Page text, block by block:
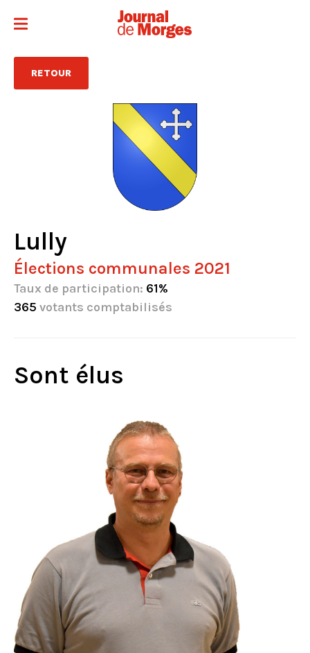
RETOUR
Lully
Élections communales 2021
Taux de participation: 61%
365 votants comptabilisés
Sont élus